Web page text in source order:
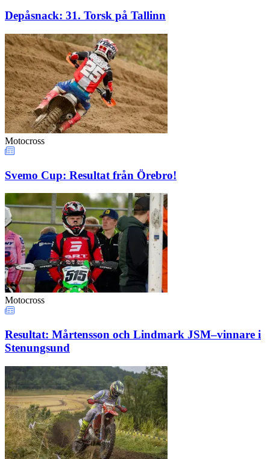
Depåsnack: 31. Torsk på Tallinn
Motocross
Svemo Cup: Resultat från Örebro!
Motocross
Resultat: Mårtensson och Lindmark JSM–vinnare i
Stenungsund